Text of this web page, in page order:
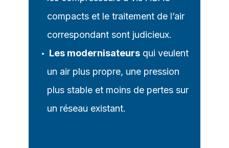
compacts et le traitement de l’air
correspondant sont judicieux.
Les modernisateurs qui veulent
un air plus propre, une pression
plus stable et moins de pertes sur
un réseau existant.